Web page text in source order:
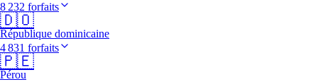
8 232 forfaits
🇩🇴
République dominicaine
4 831 forfaits
🇵🇪
Pérou